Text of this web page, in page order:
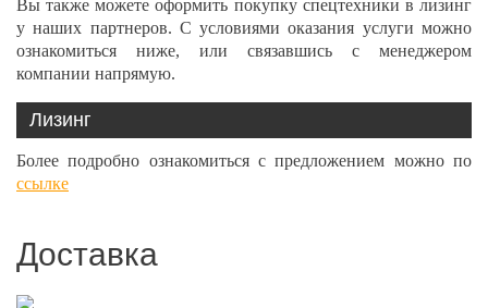
Вы также можете оформить покупку спецтехники в лизинг
у наших партнеров. С условиями оказания услуги можно
ознакомиться ниже, или связавшись с менеджером
компании напрямую.
Лизинг
Более подробно ознакомиться с предложением можно по
ссылке
Доставка